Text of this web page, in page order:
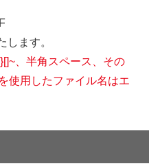
ます。
、半角スペース、その
使用したファイル名はエ